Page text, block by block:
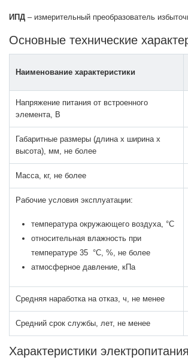
ИПД – измерительный преобразователь
Основные технические
Наименование характеристики
Напряжение питания от встроенного
элемента, В
Габаритные размеры (длина х ширина х
высота), мм, не более
Масса, кг, не более
Рабочие условия эксплуатации:
температура окружающего воздуха, °С
относительная влажность при
температуре 35 °С, %, не более
атмосферное давление, кПа
Средняя наработка на отказ, ч, не менее
Средний срок службы, лет, не менее
Характеристики электропитания